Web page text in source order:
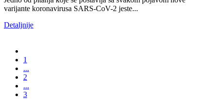
varijante koronavirusa SARS-CoV-2 jeste...
Detaljnije
1
...
2
...
3